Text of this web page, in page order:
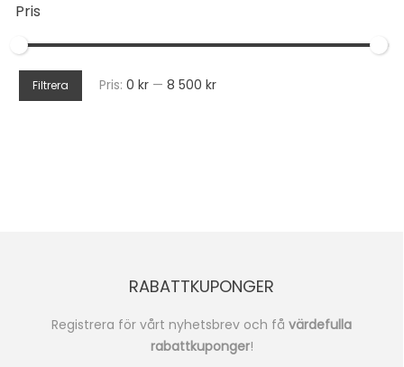
Pris
Min
pris
Max
pris
Filtrera Pris: 0 kr — 8 500 kr
RABATTKUPONGER
Registrera för vårt nyhetsbrev och få värdefulla
rabattkuponger!